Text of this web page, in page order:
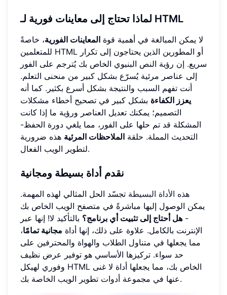
لماذا تحتاج إلى معاينات فورية لـ HTML
لا يمكن المبالغة في أهمية قوة المعاينات الفورية، خاصةً
للمتعلمين HTML أو المطورين الذين يحتاجون إلى تكرار
سريع. إن رؤية النص البنيوي الخاص بك يُترجم على الفور
إلى عناصر مرئية يُسرّع بشكل كبير من منحنى التعلم.
أنت تفهم السبب والنتيجة بشكل أسرع بكثير. كما أنه
يعزز الكفاءة بشكل كبير في تصحيح أخطاء مشكلات
التصميم؛ يمكنك تعديل العناصر ورؤية ما إذا كانت
المشكلة قد تم حلها على الفور، مما يلغي دورة الحفظ-
التحديث المملة. حلقة الملاحظات المرئية هذه ضرورية
لتطوير الويب الفعال.
نقدم أداة بسيطة ومجانية
هذه الأداة البسيطة تجسّد الحل المثالي لهذه المهمة.
يمكن الوصول إليها مباشرةً في متصفح الويب الخاص بك
- هل أحتاج إلى تثبيت أي برنامج؟ بالتأكيد لا! إنها عبر
الإنترنت بالكامل. علاوة على ذلك، إنها أداة مجانية تمامًا،
مما يجعلها في متناول الطلاب والهواة والمحترفين على
حد سواء. تركيزها الأساسي هو توفير عرض نظيف
وفوري لهيكل HTML الخاص بك، مما يجعلها أداة لا غنى
عنها في مجموعة أدوات تطوير الويب الخاصة بك.